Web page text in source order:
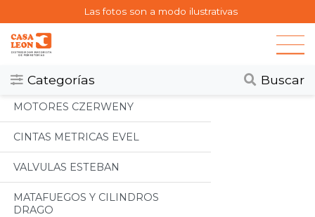
Las fotos son a modo ilustrativas
Categorías Buscar
Categorias
Todos
MOTORES CZERWENY
CINTAS METRICAS EVEL
VALVULAS ESTEBAN
MATAFUEGOS Y CILINDROS
DRAGO